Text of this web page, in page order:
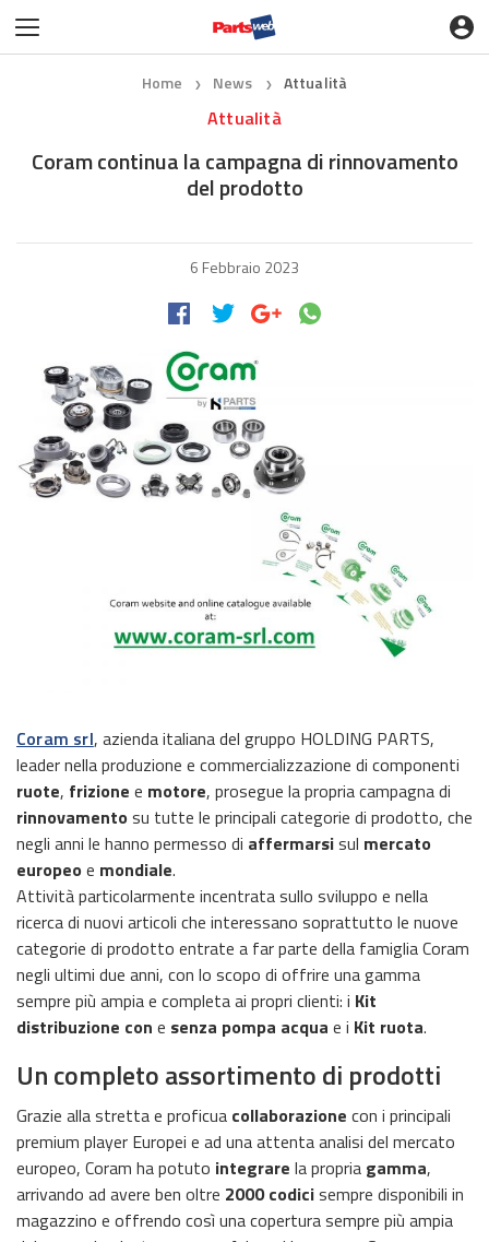
Home ❯ News ❯ Attualità
Attualità
Coram continua la campagna di rinnovamento
del prodotto
6 Febbraio 2023
Coram srl, azienda italiana del gruppo HOLDING PARTS,
leader nella produzione e commercializzazione di componenti
ruote, frizione e motore, prosegue la propria campagna di
rinnovamento su tutte le principali categorie di prodotto, che
negli anni le hanno permesso di affermarsisul mercato
europeo e mondiale.
Attività particolarmente incentrata sullo sviluppo e nella
ricerca di nuovi articoli che interessano soprattutto le nuove
categorie di prodotto entrate a far parte della famiglia Coram
negli ultimi due anni, con lo scopo di offrire una gamma
sempre più ampia e completa ai propri clienti: i Kit
distribuzione con e senza pompa acqua e i Kit ruota.
Un completo assortimento di prodotti
Grazie alla stretta e proficua collaborazione con i principali
premium player Europei e ad una attenta analisi del mercato
europeo, Coram ha potuto integrare la propria gamma,
arrivando ad avere ben oltre 2000 codicisempre disponibili in
magazzino e offrendo così una copertura sempre più ampia